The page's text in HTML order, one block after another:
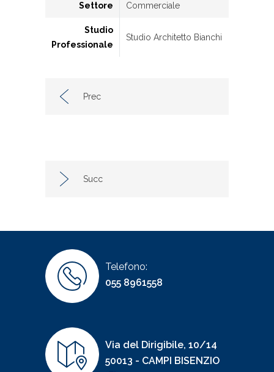
Settore Commerciale
Studio
Professionale
Studio Architetto Bianchi
Prec
Succ
Telefono:
055 8961558
Via del Dirigibile, 10/14
50013 - CAMPI BISENZIO